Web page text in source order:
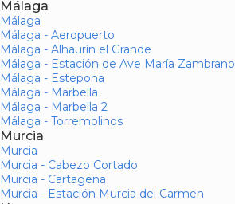
Málaga
Málaga
Málaga - Aeropuerto
Málaga - Alhaurín el Grande
Málaga - Estación de Ave María Zambrano
Málaga - Estepona
Málaga - Marbella
Málaga - Marbella 2
Málaga - Torremolinos
Murcia
Murcia
Murcia - Cabezo Cortado
Murcia - Cartagena
Murcia - Estación Murcia del Carmen